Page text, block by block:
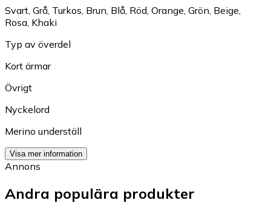
Svart, Grå, Turkos, Brun, Blå, Röd, Orange, Grön, Beige,
Rosa, Khaki
Typ av överdel
Kort ärmar
Övrigt
Nyckelord
Merino underställ
Visa mer information
Annons
Andra populära produkter